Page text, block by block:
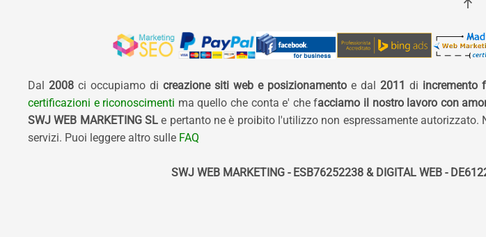
Dal 2008ci occupiamo di creazione siti web e posizionamentoe dal 2011 di incremento
certificazioni e riconoscimenti ma quello che conta e' che facciamo il nostro lavoro con
SWJ WEB MARKETING SLe pertanto ne è proibito l'utilizzo non espressamente
servizi. Puoi leggere altro sulle FAQ
SWJ WEB MARKETING - ESB76252238 & DIGITAL WEB -